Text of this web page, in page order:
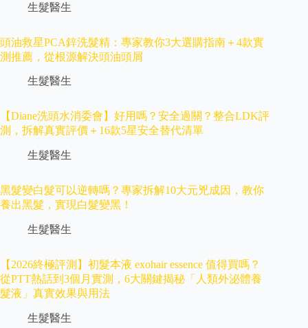
生髮醫生
頭油救星PCA鋅洗髮精：專家教你3大選購指南＋4款實
測推薦，從根源解決頭油頭屑
生髮醫生
【Diane洗頭水消委會】好用嗎？安全過關？整合LDK評
測，拆解真實評價＋16款5星安全替代清單
生髮醫生
黑髮變白髮可以逆轉嗎？專家拆解10大元兇成因，教你
養出黑髮，實現白髮變黑！
生髮醫生
【2026終極評測】初髮本液 exohair essence 值得買嗎？
從PTT熱話到3個月實測，6大關鍵揭秘「人類外泌體養
髮液」真實效果與用法
生髮醫生